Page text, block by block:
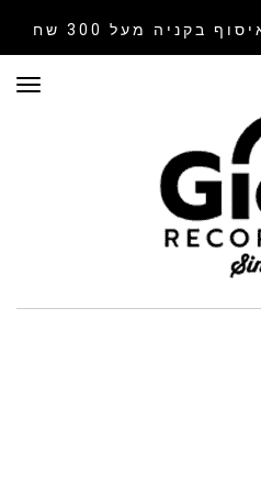
בקניה מעל 300 שח